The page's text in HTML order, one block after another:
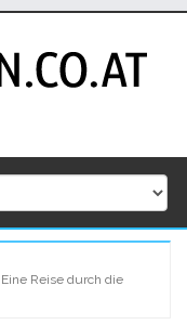
Reise durch die